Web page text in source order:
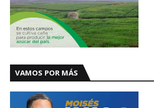
VAMOS POR MÁS